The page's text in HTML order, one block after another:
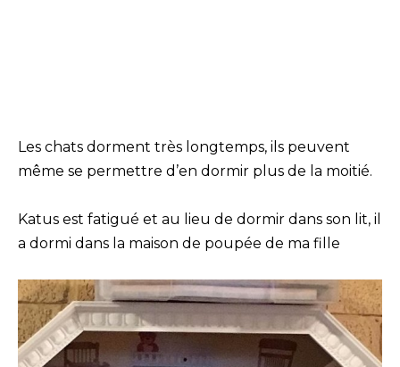
Les chats dorment très longtemps, ils peuvent
même se permettre d’en dormir plus de la moitié.
Katus est fatigué et au lieu de dormir dans son lit, il
a dormi dans la maison de poupée de ma fille